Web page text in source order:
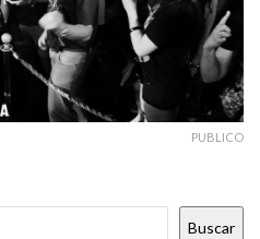
PUBLICO
Buscar